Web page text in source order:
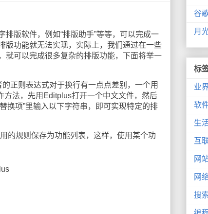
版软件，例如“排版助手”等等，可以完成一
版功能就无法实现，实际上，我们通过在一些
就可以完成很多复杂的排版功能，下面将举一
则表达式对于换行有一点点差别，一个用
法，先用Editplus打开一个中文文件，然后
换项”里输入以下字符串，即可实现特定的排
的规则保存为功能列表，这样，使用某个功
谷
月
标
业
软
生
互
网
网
搜